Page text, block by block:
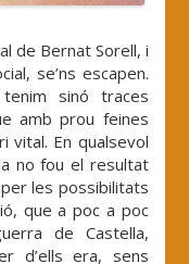
de Bernat Sorell, i
se’ns escapen.
sinó traces
amb prou feines
vital. En qualsevol
no fou el resultat
per les possibilitats
que a poc a poc
de Castella,
d’ells era, sens